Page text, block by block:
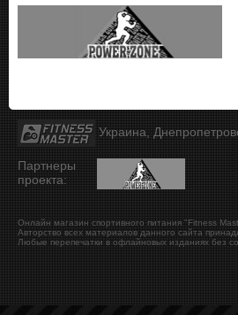
Украина,
Партнеры
проекта:
Онлайн магазин спортивного питания "Fitness
Авторство всех материалов данного сайта
Любые перепечатки в офлайновых изданиях без